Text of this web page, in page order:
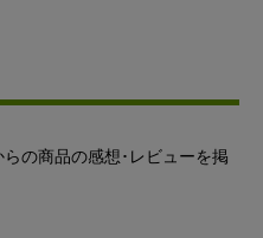
の商品の感想･レビューを掲